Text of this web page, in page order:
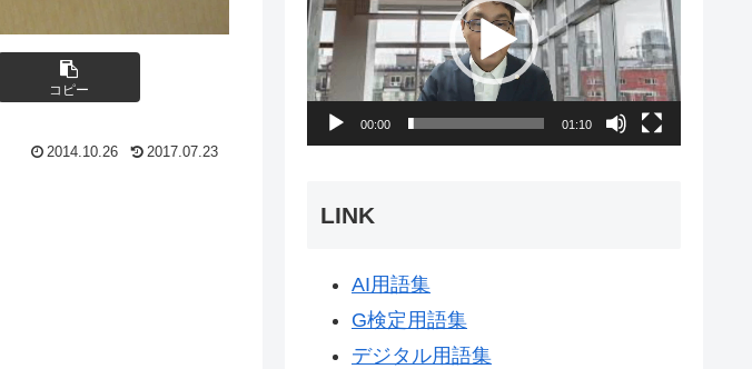
コピー
2014.10.26 2017.07.23
プ
レ
ー
00:00 01:10
LINK
AI用語集
G検定用語集
デジタル用語集